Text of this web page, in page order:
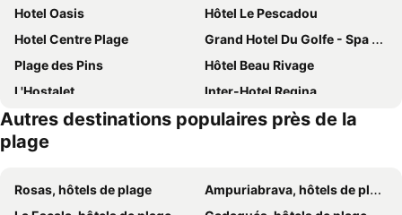
Hotel Oasis
Hôtel Le Pescadou
Hotel Centre Plage
Grand Hotel Du Golfe - Spa & Gastronomie
Plage des Pins
Hôtel Beau Rivage
L'Hostalet
Inter-Hotel Regina
Hotel Méditerranée
Hôtel Princes de Catalogne
Hotel Triton
Portvendres Sea view
Les Bulles de Mer
Autres destinations populaires près de la
plage
Rosas, hôtels de plage
Ampuriabrava, hôtels de plage